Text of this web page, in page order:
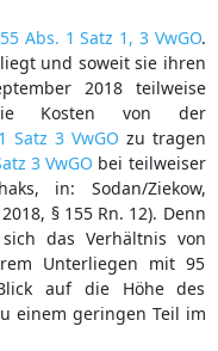
Abs. 1 Satz 1, 3 VwGO.
und soweit sie ihren
2018 teilweise
Kosten von der
Satz 3 VwGO zu tragen
3 VwGO bei teilweiser
in: Sodan/Ziekow,
§ 155 Rn. 12). Denn
das Verhältnis von
Unterliegen mit 95
auf die Höhe des
einem geringen Teil im